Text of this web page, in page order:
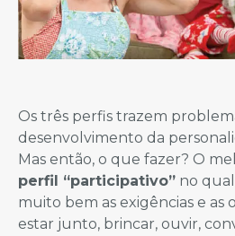
Os três perfis trazem
desenvolvimento da
Mas então, o que fazer? O
perfil “participativo” no
muito bem as exigências e as
estar junto, brincar, ouvir,